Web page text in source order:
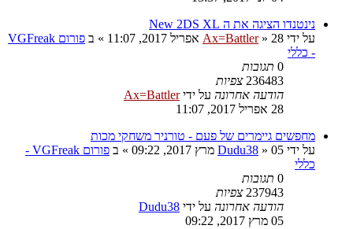
נינטנדו הציגה את ה New 2DS XL
על ידי
Ax=Battler» 28 אפריל 2017, 11:07 » ב
פורום VGFreak
- כללי
0 תגובות
236483 צפיות
הודעה אחרונה על ידיAx=Battler
28 אפריל 2017, 11:07
מחפשים גיימרים של פעם - טורניר משחקי מכות
על ידי
Dudu38 » 05 מרץ 2017, 09:22 » ב
פורום VGFreak -
כללי
0 תגובות
237943 צפיות
הודעה אחרונה על ידי Dudu38
05 מרץ 2017, 09:22